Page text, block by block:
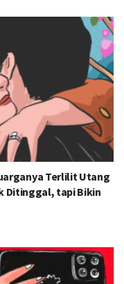
Terlilit Utang
Ditinggal, tapi Bikin